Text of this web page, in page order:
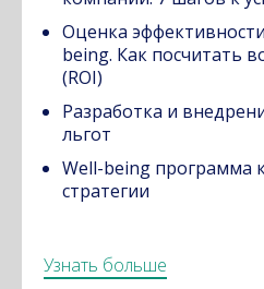
Оценка
being. Как посчитать
(ROI)
Разработка и
льгот
Well-being программа
стратегии
Узнать больше